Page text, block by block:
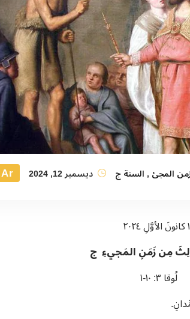
المجئ , السنة ج ديسمبر 12, 2024 Ar
مِن زَمَنِ المَجيءِ ج
لُوقا ٣: ١٠-١